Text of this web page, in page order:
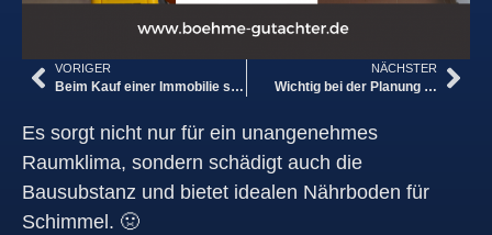
VORIGER
Beim Kauf einer Immobilie sollten Sie sich vor bösen Überraschungen schützen
NÄCHSTER
Wichtig bei der Planung …
Es sorgt nicht nur für ein unangenehmes
Raumklima, sondern schädigt auch die
Bausubstanz und bietet idealen Nährboden für
Schimmel. 🤢